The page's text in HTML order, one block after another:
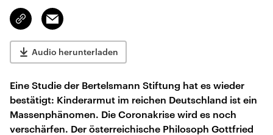
Link
kopieren/teilen
Email
Audio herunterladen
Eine Studie der Bertelsmann Stiftung hat es wieder
bestätigt: Kinderarmut im reichen Deutschland ist ein
Massenphänomen. Die Coronakrise wird es noch
verschärfen. Der österreichische Philosoph Gottfried